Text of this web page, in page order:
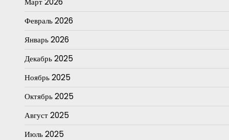
Февраль 2026
Январь 2026
Декабрь 2025
Ноябрь 2025
Октябрь 2025
Август 2025
Июль 2025